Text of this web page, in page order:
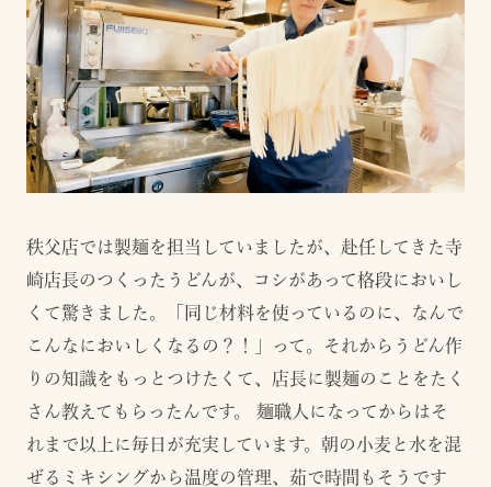
秩父店では製麺を担当していましたが、赴任してきた寺
崎店長のつくったうどんが、コシがあって格段においし
くて驚きました。「同じ材料を使っているのに、なんで
こんなにおいしくなるの？！」って。それからうどん作
りの知識をもっとつけたくて、店長に製麺のことをたく
さん教えてもらったんです。 麺職人になってからはそ
れまで以上に毎日が充実しています。朝の小麦と水を混
ぜるミキシングから温度の管理、茹で時間もそうです